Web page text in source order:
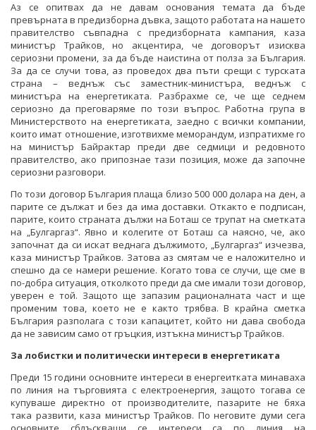
Аз се опитвах да не давам основания темата да бъде
превърната в предизборна дъвка, защото работата на нашето
правителство съвпадна с предизборната кампания, каза
министър Трайков, но акцентира, че договорът изисква
сериозни промени, за да бъде наистина от полза за България.
За да се случи това, аз проведох два пъти срещи с турската
страна – веднъж със заместник-министъра, веднъж с
министъра на енергетиката. Разбрахме се, че ще седнем
сериозно да преговаряме по този въпрос. Работна група в
Министерството на енергетиката, заедно с всички компании,
които имат отношение, изготвихме меморандум, изпратихме го
на министър Байрактар преди две седмици и редовното
правителство, ако припознае тази позиция, може да започне
сериозни разговори.
По този договор България плаща близо 500 000 долара на ден, а
парите се дължат и без да има доставки. Откакто е подписан,
парите, които страната дължи на Боташ се трупат на сметката
на „Булгаргаз“. Явно и колегите от Боташ са наясно, че, ако
започнат да си искат веднага дължимото, „Булгаргаз“ изчезва,
каза министър Трайков. Затова аз смятам че е наложително и
спешно да се намери решение. Когато това се случи, ще сме в
по-добра ситуация, отколкото преди да сме имали този договор,
уверен е той. Защото ще запазим рационалната част и ще
променим това, което не е както трябва. В крайна сметка
България разполага с този капацитет, който ни дава свобода
да не зависим само от гръцкия, изтъкна министър Трайков.
За лобистки и политически интереси в енергетиката
Преди 15 години основните интереси в енергеитката минаваха
по линия на търговията с електроенергия, защото тогава се
купуваше директно от производителите, пазарите не бяха
така развити, каза министър Трайков. По неговите думи сега